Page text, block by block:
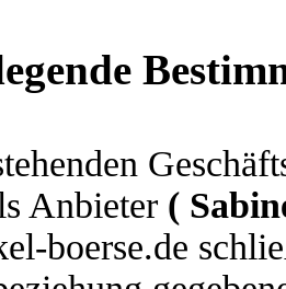
Anbieter (
boerse.de